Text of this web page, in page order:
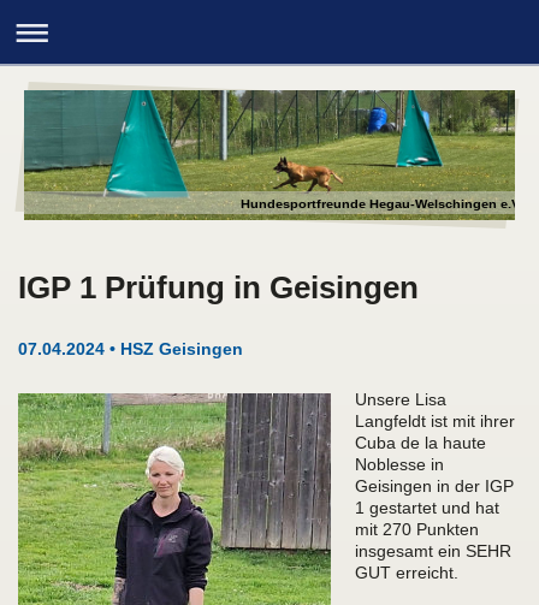
Hundesportfreunde Hegau-Welschingen e.V.
IGP 1 Prüfung in Geisingen
07.04.2024 • HSZ Geisingen
Unsere Lisa
Langfeldt ist mit ihrer
Cuba de la haute
Noblesse in
Geisingen in der IGP
1 gestartet und hat
mit 270 Punkten
insgesamt ein SEHR
GUT erreicht.